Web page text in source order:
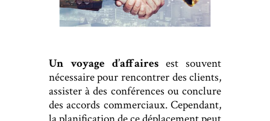
Un voyage d’affaires est souvent
nécessaire pour rencontrer des clients,
assister à des conférences ou conclure
des accords commerciaux. Cependant,